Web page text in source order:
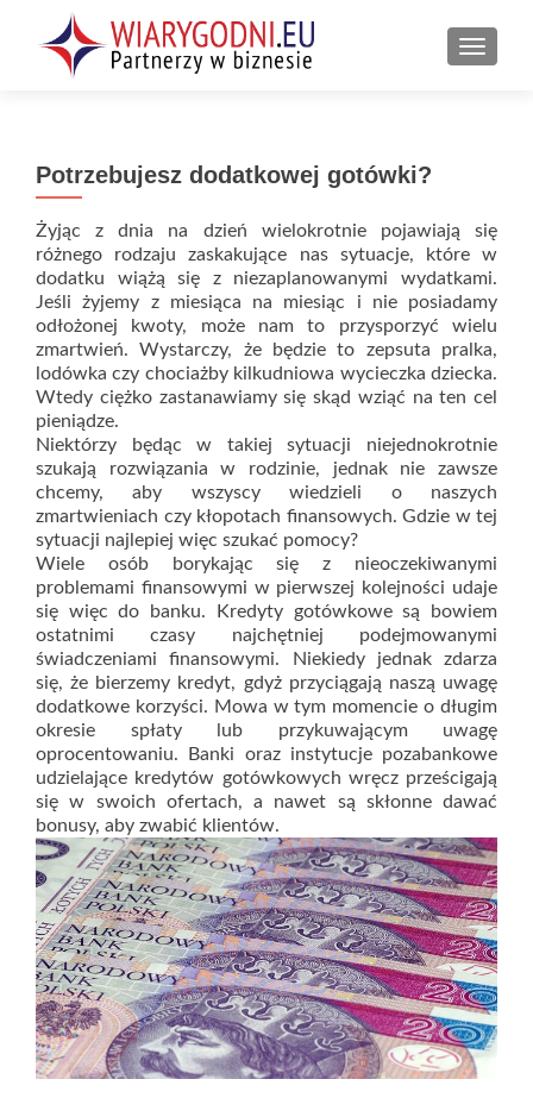
Potrzebujesz dodatkowej gotówki?
Żyjąc z dnia na dzień wielokrotnie pojawiają się
różnego rodzaju zaskakujące nas sytuacje, które w
dodatku wiążą się z niezaplanowanymi wydatkami.
Jeśli żyjemy z miesiąca na miesiąc i nie posiadamy
odłożonej kwoty, może nam to przysporzyć wielu
zmartwień. Wystarczy, że będzie to zepsuta pralka,
lodówka czy chociażby kilkudniowa wycieczka dziecka.
Wtedy ciężko zastanawiamy się skąd wziąć na ten cel
pieniądze.
Niektórzy będąc w takiej sytuacji niejednokrotnie
szukają rozwiązania w rodzinie, jednak nie zawsze
chcemy, aby wszyscy wiedzieli o naszych
zmartwieniach czy kłopotach finansowych. Gdzie w tej
sytuacji najlepiej więc szukać pomocy?
Wiele osób borykając się z nieoczekiwanymi
problemami finansowymi w pierwszej kolejności udaje
się więc do banku. Kredyty gotówkowe są bowiem
ostatnimi czasy najchętniej podejmowanymi
świadczeniami finansowymi. Niekiedy jednak zdarza
się, że bierzemy kredyt, gdyż przyciągają naszą uwagę
dodatkowe korzyści. Mowa w tym momencie o długim
okresie spłaty lub przykuwającym uwagę
oprocentowaniu. Banki oraz instytucje pozabankowe
udzielające kredytów gotówkowych wręcz prześcigają
się w swoich ofertach, a nawet są skłonne dawać
bonusy, aby zwabić klientów.